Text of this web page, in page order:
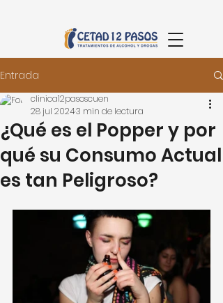
Entrada
¿Qué es el Popper y por
qué su Consumo Actual
es tan Peligroso?
clinica12pasoscuen
28 jul 20243 min de lectura
👋 ¡Bienvenido!
¿Cómo podemos
ayudarte?
🤔 ¿Cómo podemos ayudarte hoy?
Tap to chat